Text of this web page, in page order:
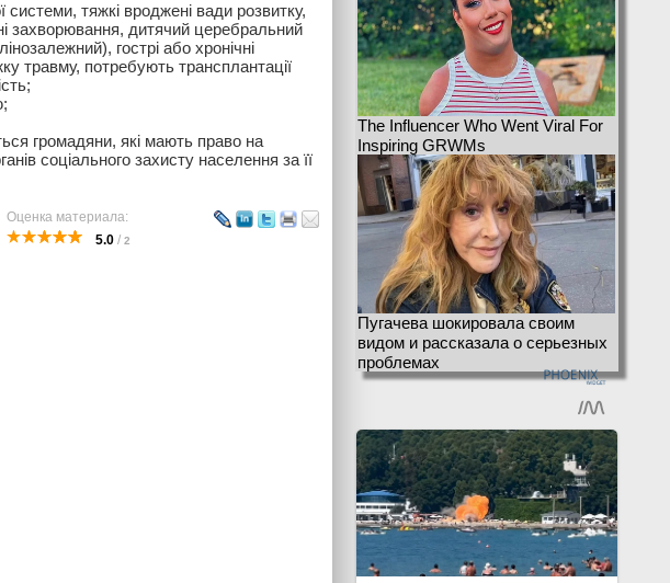
системи, тяжкі вроджені вади розвитку,
захворювання, дитячий церебральний
гострі або хронічні
травму, потребують трансплантації
громадяни, які мають право на
соціального захисту населення за її
Оценка материала:
5.0 / 2
The Influencer Who Went Viral For
Inspiring GRWMs
Пугачева шокировала своим
видом и рассказала о серьезных
проблемах